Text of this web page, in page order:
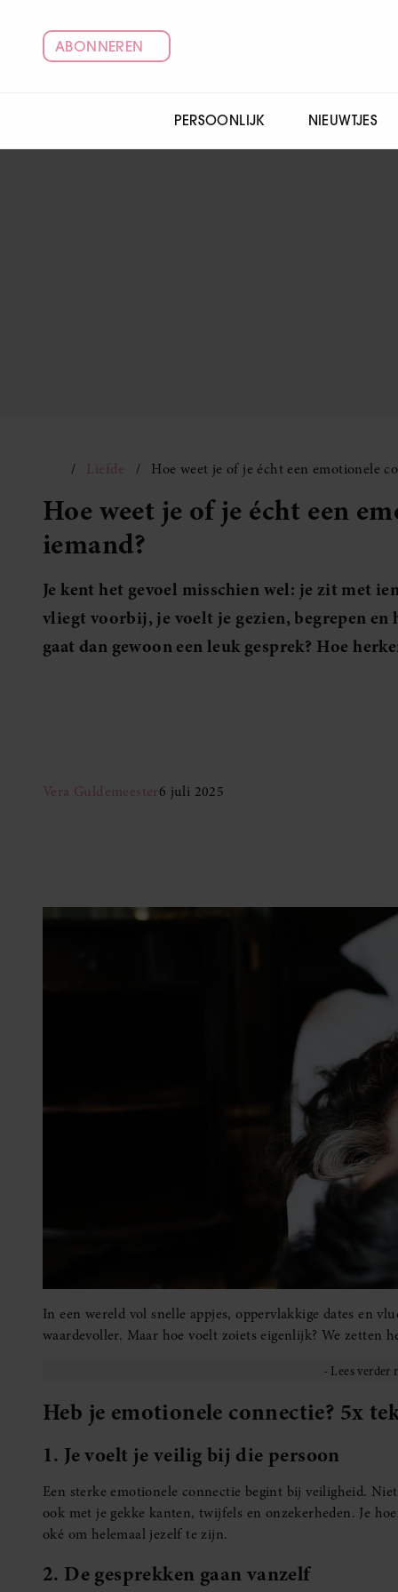
ABONNEREN
PERSOONLIJK NIEUWTJES
Liefde Hoe weet je of je écht een emotionele
Hoe weet je of je écht een
iemand?
Je kent het gevoel misschien wel: je zit met
vliegt voorbij, je voelt je gezien, begrepen
gaat dan gewoon een leuk gesprek? Hoe
Vera Guldemeester6 juli 2025
In een wereld vol snelle appjes, oppervlakkige dates en
waardevoller. Maar hoe voelt zoiets eigenlijk? We zetten
Heb je emotionele connectie? 5x
1. Je voelt je veilig bij die persoon
Een sterke emotionele connectie begint bij veiligheid.
ook met je gekke kanten, twijfels en onzekerheden. Je
oké om helemaal jezelf te zijn.
2. De gesprekken gaan vanzelf